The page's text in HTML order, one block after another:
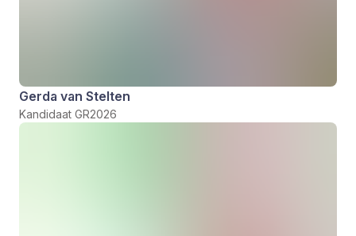
Gerda van Stelten
Kandidaat GR2026